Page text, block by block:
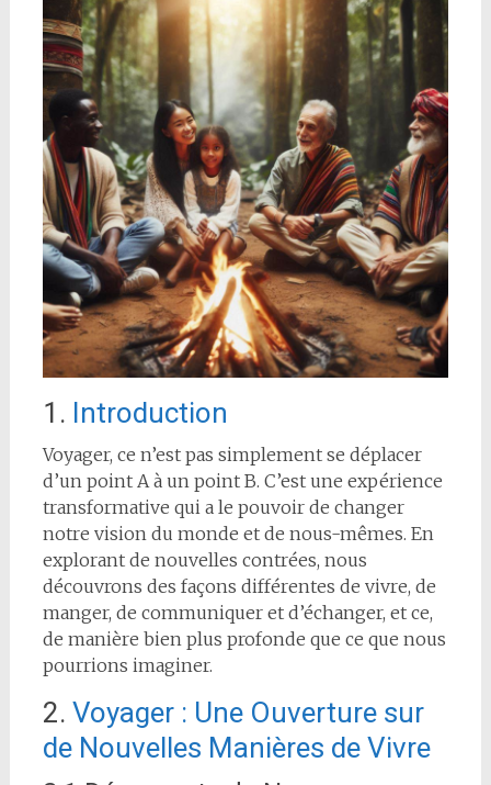
1. Introduction
Voyager, ce n’est pas simplement se déplacer
d’un point A à un point B. C’est une expérience
transformative qui a le pouvoir de changer
notre vision du monde et de nous-mêmes. En
explorant de nouvelles contrées, nous
découvrons des façons différentes de vivre, de
manger, de communiquer et d’échanger, et ce,
de manière bien plus profonde que ce que nous
pourrions imaginer.
2. Voyager : Une Ouverture sur
de Nouvelles Manières de Vivre